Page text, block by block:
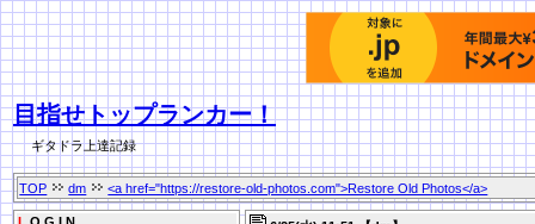
目指せトップランカー！
ギタドラ上達記録
TOP dm <a href="https://restore-old-photos.com">Restore Old Photos</a>